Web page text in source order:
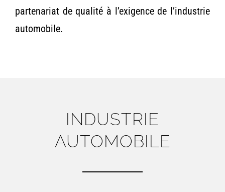
partenariat de qualité à l’exigence de l’industrie
automobile.
INDUSTRIE
AUTOMOBILE